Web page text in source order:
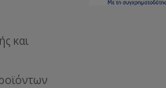
και